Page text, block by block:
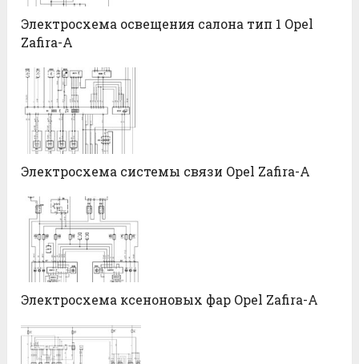
Электросхема освещения салона тип 1 Opel
Zafira-A
Электросхема системы связи Opel Zafira-A
Электросхема ксеноновых фар Opel Zafira-A